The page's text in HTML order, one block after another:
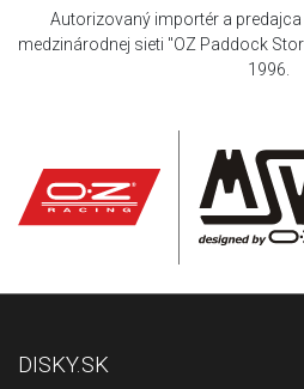
Autorizovaný importér a
medzinárodnej sieti "OZ Paddock
1996.
DISKY.SK